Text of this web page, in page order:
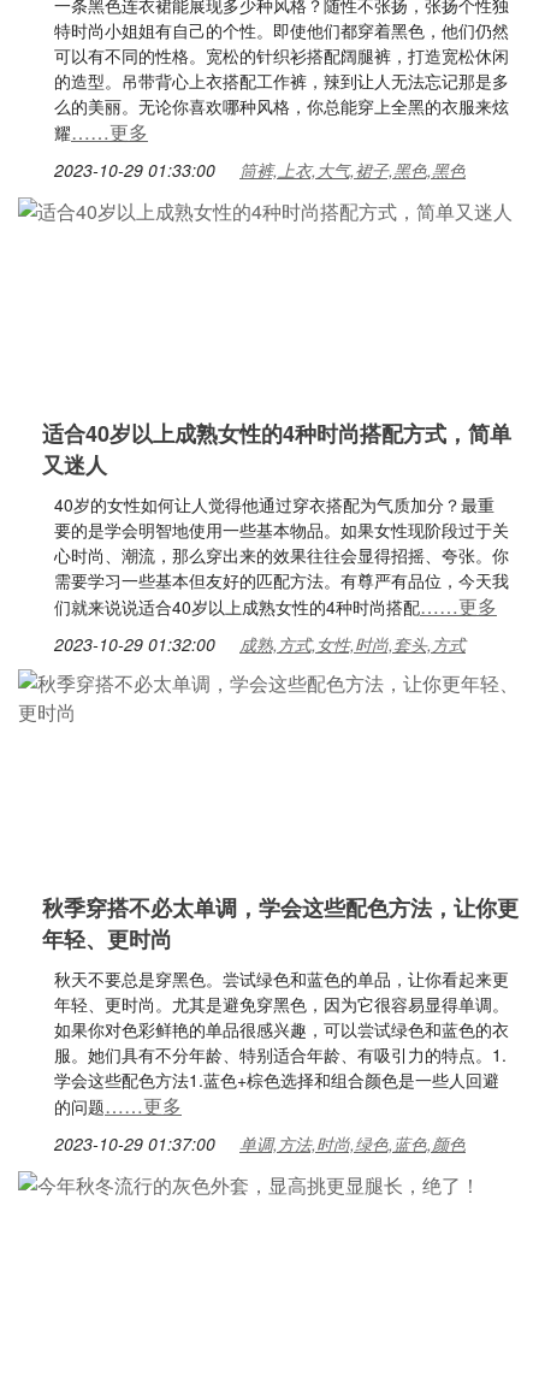
一条黑色连衣裙能展现多少种风格？随性不张扬，张扬个性独
特时尚小姐姐有自己的个性。即使他们都穿着黑色，他们仍然
可以有不同的性格。宽松的针织衫搭配阔腿裤，打造宽松休闲
的造型。吊带背心上衣搭配工作裤，辣到让人无法忘记那是多
么的美丽。无论你喜欢哪种风格，你总能穿上全黑的衣服来炫
耀……更多
2023-10-29 01:33:00 筒裤,上衣,大气,裙子,黑色,黑色
适合40岁以上成熟女性的4种时尚搭配方式，简单
又迷人
40岁的女性如何让人觉得他通过穿衣搭配为气质加分？最重
要的是学会明智地使用一些基本物品。如果女性现阶段过于关
心时尚、潮流，那么穿出来的效果往往会显得招摇、夸张。你
需要学习一些基本但友好的匹配方法。有尊严有品位，今天我
们就来说说适合40岁以上成熟女性的4种时尚搭配……更多
2023-10-29 01:32:00 成熟,方式,女性,时尚,套头,方式
秋季穿搭不必太单调，学会这些配色方法，让你更
年轻、更时尚
秋天不要总是穿黑色。尝试绿色和蓝色的单品，让你看起来更
年轻、更时尚。尤其是避免穿黑色，因为它很容易显得单调。
如果你对色彩鲜艳的单品很感兴趣，可以尝试绿色和蓝色的衣
服。她们具有不分年龄、特别适合年龄、有吸引力的特点。1.
学会这些配色方法1.蓝色+棕色选择和组合颜色是一些人回避
的问题……更多
2023-10-29 01:37:00 单调,方法,时尚,绿色,蓝色,颜色